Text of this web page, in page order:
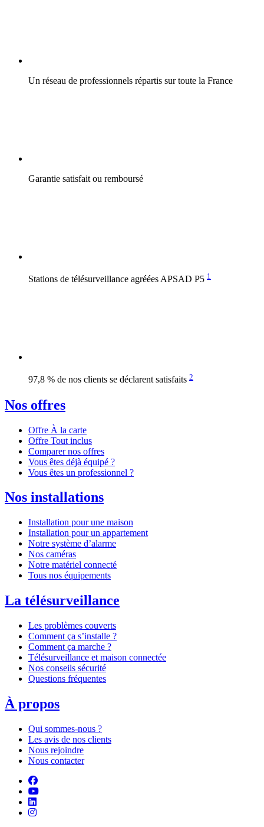
Un réseau de professionnels répartis sur toute la France
Garantie satisfait ou remboursé
Stations de télésurveillance agréées APSAD P5 1
97,8 % de nos clients se déclarent satisfaits 2
Nos offres
Offre À la carte
Offre Tout inclus
Comparer nos offres
Vous êtes déjà équipé ?
Vous êtes un professionnel ?
Nos installations
Installation pour une maison
Installation pour un appartement
Notre système d’alarme
Nos caméras
Notre matériel connecté
Tous nos équipements
La télésurveillance
Les problèmes couverts
Comment ça s’installe ?
Comment ça marche ?
Télésurveillance et maison connectée
Nos conseils sécurité
Questions fréquentes
À propos
Qui sommes-nous ?
Les avis de nos clients
Nous rejoindre
Nous contacter
Suivez-nous sur Facebook
Retrouvez-nous sur YouTube
Suivez-nous sur LinkedIn
Suivez-nous sur Instagram